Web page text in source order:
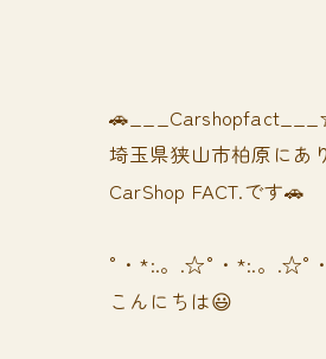
埼玉県狭山市柏原にあ
CarShop FACT.です🚗
°・*:.。.☆°・*:.。.☆°
こんにちは😃